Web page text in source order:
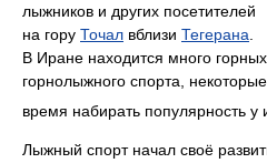
лыжников и других посетителей
на гору Точал вблизи Тегерана
В Иране находится много
горнолыжного спорта,
время набирать популярность у
Лыжный спорт начал своё